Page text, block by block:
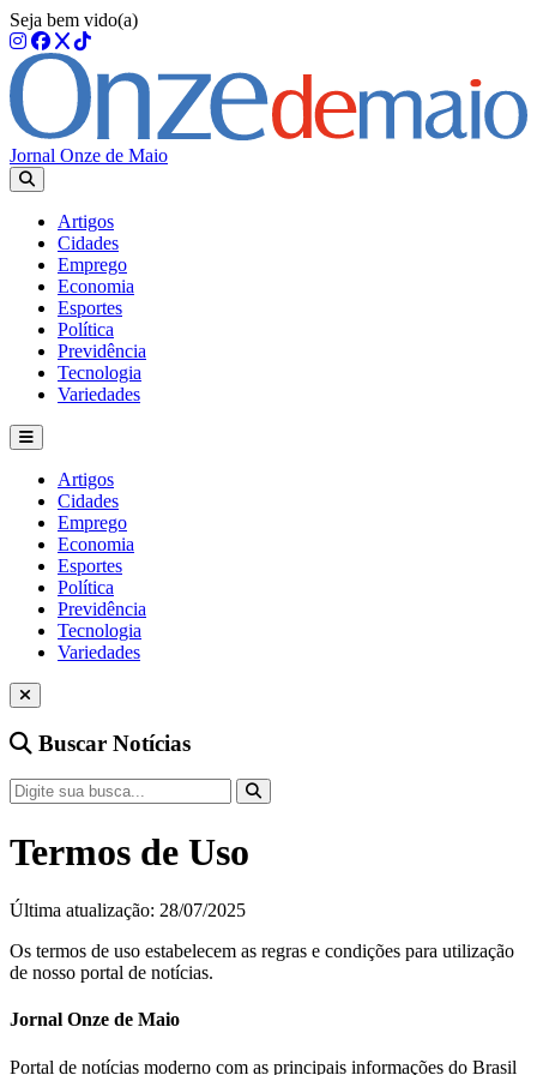
Seja bem vido(a)
Jornal Onze de Maio
Artigos
Cidades
Emprego
Economia
Esportes
Política
Previdência
Tecnologia
Variedades
Artigos
Cidades
Emprego
Economia
Esportes
Política
Previdência
Tecnologia
Variedades
Buscar Notícias
Termos de Uso
Última atualização: 28/07/2025
Os termos de uso estabelecem as regras e condições para utilização
de nosso portal de notícias.
Jornal Onze de Maio
Portal de notícias moderno com as principais informações do Brasil